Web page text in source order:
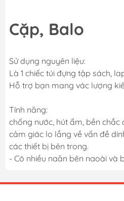
Cặp, Balo
Sử dụng nguyên liệu:
Là 1 chiếc túi đựng tập sách,
Hỗ trợ bạn mang vác lượng
Tính năng:
chống nước, hút ẩm, bền chắc
cảm giác lo lắng về vấn đề
các thiết bị bên trong.
- Có nhiều ngăn bên ngoài và
ngăn nắp